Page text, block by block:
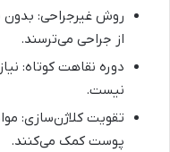
روش غیرجراحی: بدون
از جراحی می‌ترسند.
دوره نقاهت کوتاه:
نیست.
تقویت کلاژن‌سازی:
پوست کمک می‌کنند.